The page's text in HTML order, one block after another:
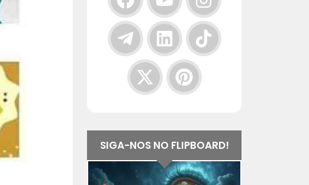
SIGA-NOS NO FLIPBOARD!